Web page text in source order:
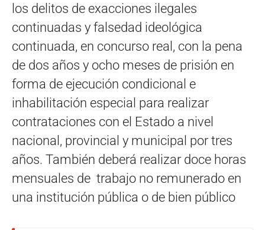
los delitos de exacciones ilegales
continuadas y falsedad ideológica
continuada, en concurso real, con la pena
de dos años y ocho meses de prisión en
forma de ejecución condicional e
inhabilitación especial para realizar
contrataciones con el Estado a nivel
nacional, provincial y municipal por tres
años. También deberá realizar doce horas
mensuales de trabajo no remunerado en
una institución pública o de bien público